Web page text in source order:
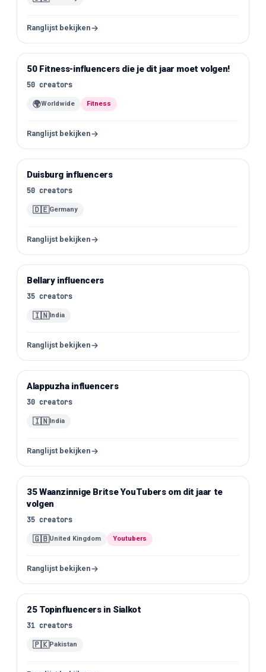
Ranglijst bekijken
Instagram
50 Fitness-influencers die je dit jaar moet volgen!
50 creators
🌍Worldwide Fitness
Ranglijst bekijken
Instagram
Duisburg influencers
50 creators
🇩🇪Germany
Ranglijst bekijken
Instagram
Bellary influencers
35 creators
🇮🇳India
Ranglijst bekijken
Instagram
Alappuzha influencers
30 creators
🇮🇳India
Ranglijst bekijken
YouTube
35 Waanzinnige Britse YouTubers om dit jaar te
volgen
35 creators
🇬🇧United Kingdom Youtubers
Ranglijst bekijken
Instagram
25 Topinfluencers in Sialkot
31 creators
🇵🇰Pakistan